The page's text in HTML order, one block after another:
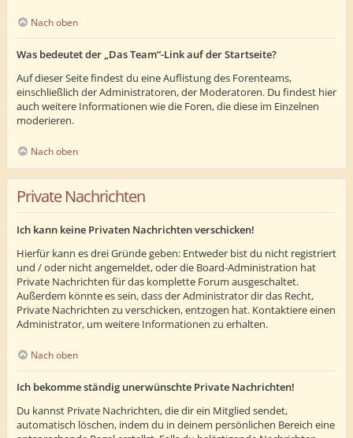
Nach oben
Was bedeutet der „Das Team“-Link auf der Startseite?
Auf dieser Seite findest du eine Auflistung des Forenteams,
einschließlich der Administratoren, der Moderatoren. Du findest hier
auch weitere Informationen wie die Foren, die diese im Einzelnen
moderieren.
Nach oben
Private Nachrichten
Ich kann keine Privaten Nachrichten verschicken!
Hierfür kann es drei Gründe geben: Entweder bist du nicht registriert
und / oder nicht angemeldet, oder die Board-Administration hat
Private Nachrichten für das komplette Forum ausgeschaltet.
Außerdem könnte es sein, dass der Administrator dir das Recht,
Private Nachrichten zu verschicken, entzogen hat. Kontaktiere einen
Administrator, um weitere Informationen zu erhalten.
Nach oben
Ich bekomme ständig unerwünschte Private Nachrichten!
Du kannst Private Nachrichten, die dir ein Mitglied sendet,
automatisch löschen, indem du in deinem persönlichen Bereich eine